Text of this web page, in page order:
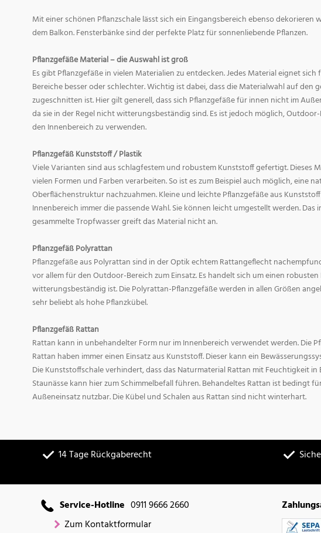
Mit einer schönen Pflanzschale lässt sich ein Eingangsbereich ebenso dekorieren
dem Balkon. Fensterbänke sind der perfekte Platz für sonnenliebende Pflanzen.
Pflanzgefäße Material – die Auswahl ist groß
Es gibt Pflanzgefäße in vielen Materialien zu entdecken. Jedes Material eignet
Bereiche besser oder schlechter. Wichtig ist dabei, dass die Materialwahl auf den
zugeschnitten ist. Hier gilt generell, dass sich Pflanzgefäße für innen nicht im
da sie in der Regel nicht witterungsbeständig sind. Es ist jedoch möglich,
den Innenbereich zu verwenden.
Pflanzgefäß Kunststoff / Plastik
Viele Varianten sind aus schlagfestem und robustem Kunststoff gefertigt. Dieses
vielen Formen und Farben verarbeiten. So ist es zum Beispiel auch möglich, eine
Oberflächenstruktur nachzuahmen. Kleine und leichte Pflanzgefäße aus
Innenbereich immer die passende Wahl. Sie können leicht umgestellt werden. Das
gesammelte Tropfwasser greift das Material nicht an.
Pflanzgefäß Polyrattan
Pflanzgefäße aus Polyrattan sind in der Optik echtem Rattangeflecht
vor allem für den Outdoor-Bereich zum Einsatz. Es handelt sich um einen
witterungsbeständig ist. Die Polyrattan-Pflanzgefäße werden in allen Größen
sehr beliebt als hohe Pflanzkübel.
Pflanzgefäß Rattan
Rattan kann in unbehandelter Form nur im Innenbereich verwendet werden. Die
Rattan haben immer einen Einsatz aus Kunststoff. Dieser kann ein
Die Kunststoffschale verhindert, dass das Naturmaterial Rattan mit Feuchtigkeit
Staunässe kann hier zum Schimmelbefall führen. Behandeltes Rattan ist bedingt
Außeneinsatz nutzbar. Die Kübel und Schalen aus Rattan sind nicht winterhart.
14 Tage Rückgaberecht
Service-Hotline 0911 9666 2660
Zum Kontaktformular